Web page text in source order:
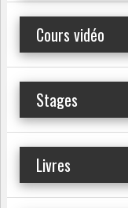
Cours vidéo
Stages
Livres